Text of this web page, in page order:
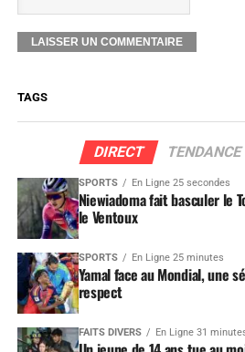
TAGS
DIRECT TENDANCE
SPORTS En Ligne 25 secondes
Niewiadoma fait basculer le
le Ventoux
SPORTS En Ligne 25 minutes
Yamal face au Mondial, une
respect
FAITS DIVERS En Ligne 31